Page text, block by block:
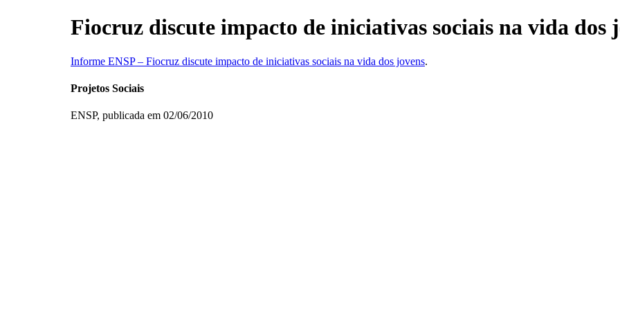
Fiocruz discute impacto de iniciativas sociais na vida dos
Informe ENSP – Fiocruz discute impacto de iniciativas sociais na vida dos jovens.
Projetos Sociais
ENSP, publicada em 02/06/2010